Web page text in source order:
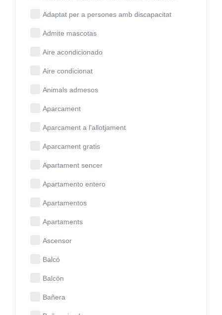
Adaptat per a persones amb discapacitat
Admite mascotas
Aire acondicionado
Aire condicionat
Animals admesos
Aparcament
Aparcament a l'allotjament
Aparcament gratis
Apartament sencer
Apartamento entero
Apartamentos
Apartaments
Ascensor
Balcó
Balcón
Bañera